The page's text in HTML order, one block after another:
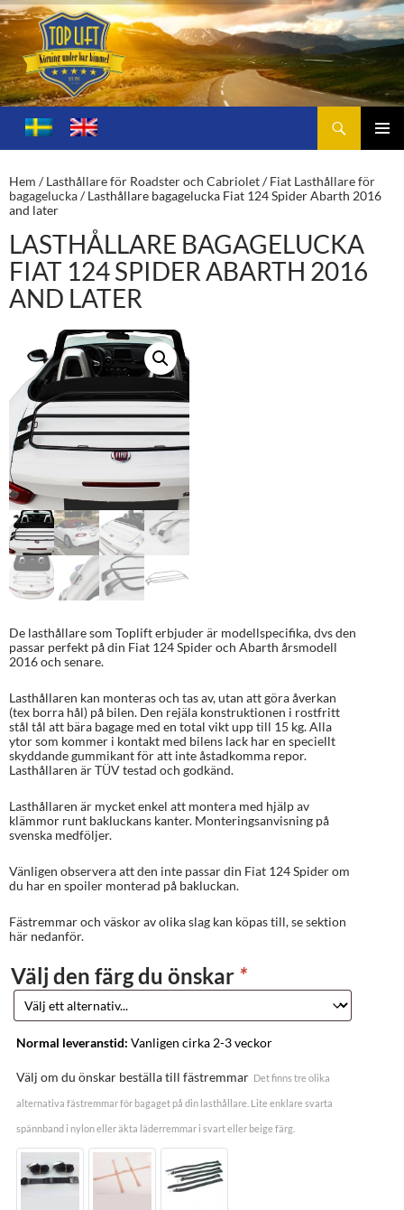
Toplift.se – för körning under bar himmel
HOPPA
TILL
Hem /Lasthållare för Roadster och Cabriolet/Fiat Lasthållare för
bagagelucka/ Lasthållare bagagelucka Fiat 124 Spider Abarth 2016
and later
LASTHÅLLARE BAGAGELUCKA
FIAT 124 SPIDER ABARTH 2016
AND LATER
De lasthållare som Toplift erbjuder är modellspecifika, dvs den
passar perfekt på din Fiat 124 Spider och Abarth årsmodell
2016 och senare.
Lasthållaren kan monteras och tas av, utan att göra åverkan
(tex borra hål) på bilen. Den rejäla konstruktionen i rostfritt
stål tål att bära bagage med en total vikt upp till 15 kg. Alla
ytor som kommer i kontakt med bilens lack har en speciellt
skyddande gummikant för att inte åstadkomma repor.
Lasthållaren är TÜV testad och godkänd.
Lasthållaren är mycket enkel att montera med hjälp av
klämmor runt bakluckans kanter. Monteringsanvisning på
svenska medföljer.
Vänligen observera att den inte passar din Fiat 124 Spider om
du har en spoiler monterad på bakluckan.
Fästremmar och väskor av olika slag kan köpas till, se sektion
här nedanför.
Välj den färg du önskar *
Normal leveranstid: Vanligen cirka 2-3 veckor
Välj om du önskar beställa till fästremmar Det finns tre olika
alternativa fästremmar för bagaget på din lasthållare. Lite enklare svarta
spännband i nylon eller äkta läderremmar i svart eller beige färg.